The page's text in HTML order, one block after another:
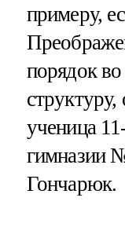
примеру,
порядок
ученица
гимназии
Гончарюк.